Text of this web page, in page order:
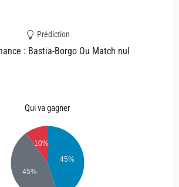
Prédiction
: Bastia-Borgo Ou Match nul
Qui va gagner